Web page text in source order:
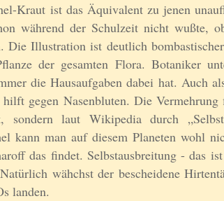
Kraut ist das Äquivalent zu jenen
während der Schulzeit nicht wußte,
Die Illustration ist deutlich
der gesamten Flora. Botaniker
die Hausaufgaben dabei hat. Auch
gegen Nasenbluten. Die
sondern laut Wikipedia durch
kann man auf diesem Planeten wohl
das findet. Selbstausbreitung - das
wähchst der bescheidene
landen.